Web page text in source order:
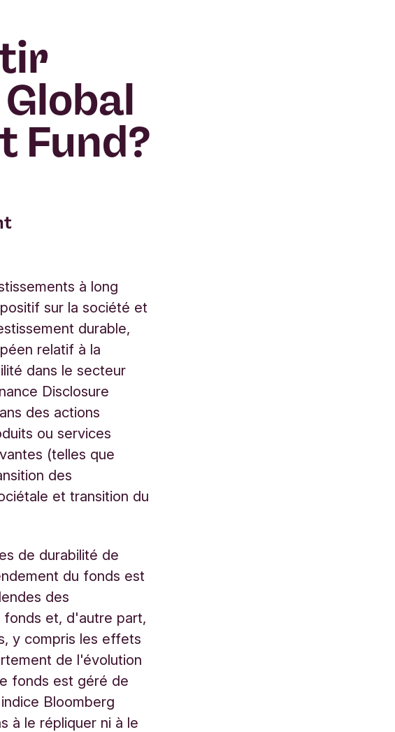
Fund?
à long
sur la société et
durable,
relatif à la
dans le secteur
Disclosure
des actions
ou services
(telles que
des
et transition du
de durabilité de
du fonds est
des
fonds et, d'autre part,
y compris les effets
de l'évolution
fonds est géré de
Bloomberg
à le répliquer ni à le